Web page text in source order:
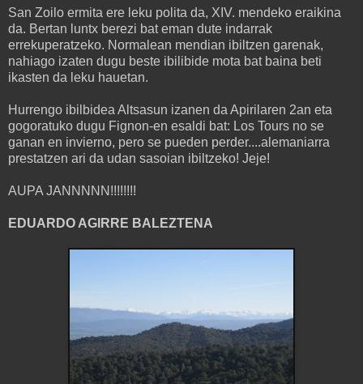
San Zoilo ermita ere leku polita da, XIV. mendeko eraikina
da. Bertan luntx berezi bat eman dute indarrak
errekuperatzeko. Normalean mendian ibiltzen garenak,
nahiago izaten dugu beste ibilibide mota bat baina beti
ikasten da leku hauetan.
Hurrengo ibilbidea Altsasun izanen da Apirilaren 2an eta
gogoratuko dugu Fignon-en esaldi bat: Los Tours no se
ganan en invierno, pero se pueden perder....alemaniarra
prestatzen ari da udan sasoian ibiltzeko! Jeje!
AUPA JANNNNN!!!!!!!!
EDUARDO AGIRRE BALEZTENA